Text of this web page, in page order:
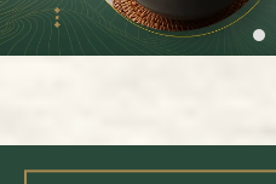
信義區雞湯推薦
北投區雞湯推薦